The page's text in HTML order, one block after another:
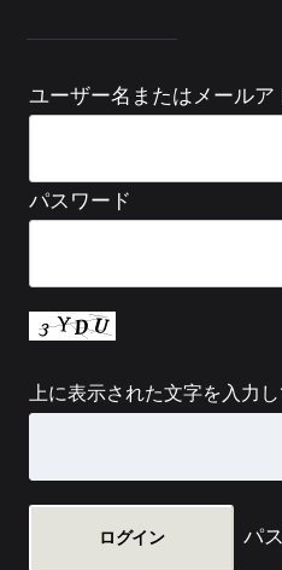
ユーザー名またはメールア
パスワード
上に表示された文字を入力し
パ